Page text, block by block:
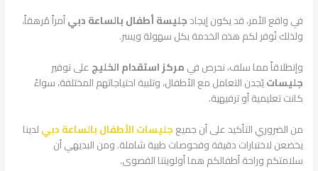
في واقع الأمر، قد يكون إيجادجليسة أطفال بالساعة دبيأمراً مُرهقاً،
ولذلك نُوفر لكم هذه الخدمة بكل سهولة ويسر.
وإنطلاقاً مما سلف، نحرص فيمركز استقدام الخليجعلى توفير
جليساتيُجدن التعامل مع الأطفال، وتلبية احتياجاتهم المختلفة، سواءً
كانت تعليمية أو ترفيهية.
من الضروري التأكيد على أن جميعجليسات الأطفال بالساعة دبيلدينا
يخضعن لاختبارات دقيقة وفحوصات طبية شاملة. ومن البديهي أن
سلامتكم وراحة أطفالكم هما أولويتنا القصوى.